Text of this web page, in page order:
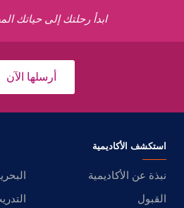
ابدأ رحلتك إلى حياتك
أرسلها الآن
استكشف الأكاديمية
نبذة عن الأكاديمية
القبول